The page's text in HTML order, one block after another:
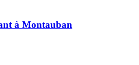
à Montauban